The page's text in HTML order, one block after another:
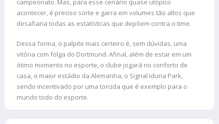
campeonato. Mas, para esse cenário quase utópico
acontecer, é preciso sorte e garra em volumes tão altos que
desafiaria todas as estatísticas que depõem contra o time.
Dessa forma, o palpite mais certeiro é, sem dúvidas, uma
vitória com folga do Dortmund. Afinal, além de estar em um
ótimo momento no esporte, o clube jogará no conforto de
casa, o maior estádio da Alemanha, o Signal Iduna Park,
sendo incentivado por uma torcida que é exemplo para o
mundo todo do esporte.